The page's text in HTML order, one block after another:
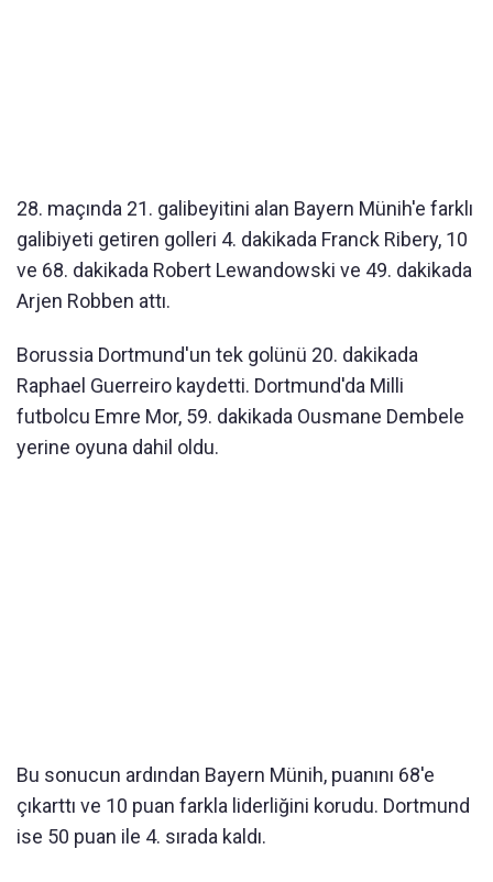
28. maçında 21. galibeyitini alan Bayern Münih'e farklı
galibiyeti getiren golleri 4. dakikada Franck Ribery, 10
ve 68. dakikada Robert Lewandowski ve 49. dakikada
Arjen Robben attı.
Borussia Dortmund'un tek golünü 20. dakikada
Raphael Guerreiro kaydetti. Dortmund'da Milli
futbolcu Emre Mor, 59. dakikada Ousmane Dembele
yerine oyuna dahil oldu.
Bu sonucun ardından Bayern Münih, puanını 68'e
çıkarttı ve 10 puan farkla liderliğini korudu. Dortmund
ise 50 puan ile 4. sırada kaldı.